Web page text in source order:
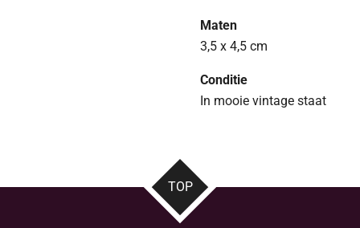
Maten
3,5 x 4,5 cm
Conditie
In mooie vintage staat
TOP